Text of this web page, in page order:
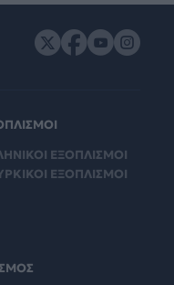
ΕΞΟΠΛΙΣΜΟΙ
ΕΞΟΠΛΙΣΜΟΙ